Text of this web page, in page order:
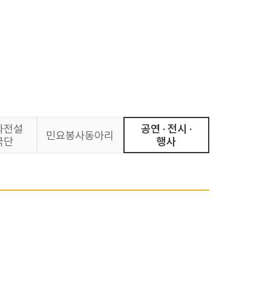
전설
단
민요봉사동아리
공연 · 전시 ·
행사